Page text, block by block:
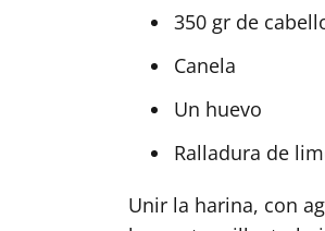
350 gr de
Canela
Un huevo
Ralladura de
Unir la harina, con